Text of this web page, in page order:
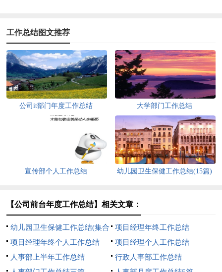
工作总结图文推荐
公司it部门年度工作总结 大学部门工作总结
宣传部个人工作总结 幼儿园卫生保健工作总结(15篇)
【公司前台年度工作总结】相关文章：
幼儿园卫生保健工作总结(集合
15篇)
项目经理年终工作总结
项目经理年终个人工作总结
项目经理个人工作总结
人事部上半年工作总结
行政人事部工作总结